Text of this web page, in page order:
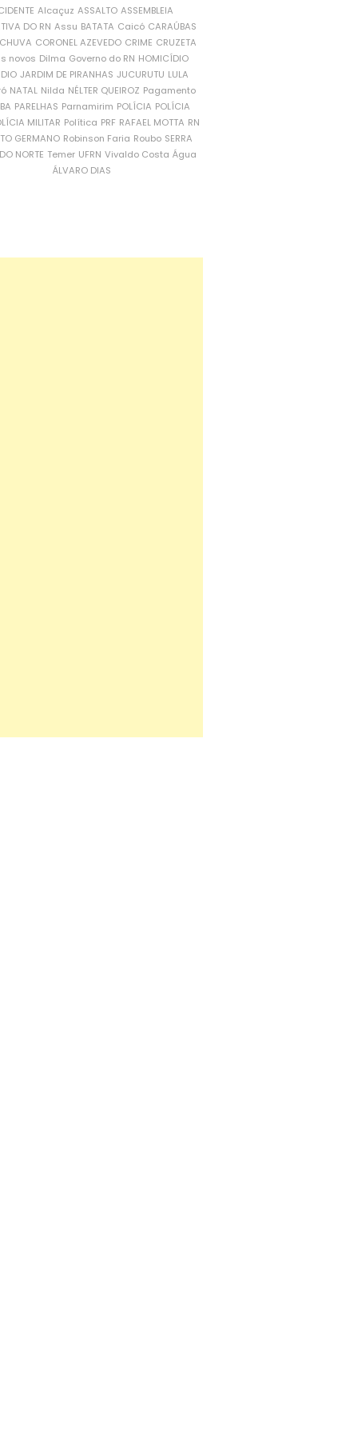
Alcaçuz ASSALTO ASSEMBLEIA
DO RN Assu BATATA Caicó CARAÚBAS
CORONEL AZEVEDO CRIME CRUZETA
novos Dilma Governo do RN HOMICÍDIO
JARDIM DE PIRANHAS JUCURUTU LULA
NATAL Nilda NÉLTER QUEIROZ Pagamento
PARELHAS Parnamirim POLÍCIA POLÍCIA
MILITAR Política PRF RAFAEL MOTTA RN
GERMANO Robinson Faria Roubo SERRA
NORTE Temer UFRN Vivaldo Costa Água
ÁLVARO DIAS